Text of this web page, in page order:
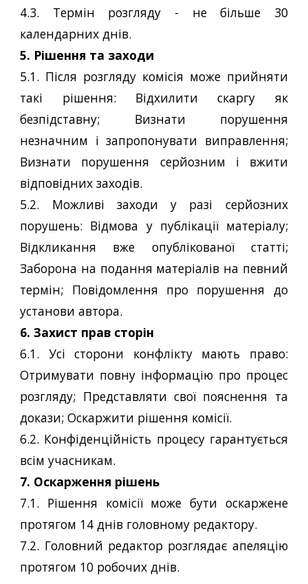
4.3. Термін розгляду - не більше 30
календарних днів.
5. Рішення та заходи
5.1. Після розгляду комісія може прийняти
такі рішення: Відхилити скаргу як
безпідставну; Визнати порушення
незначним і запропонувати виправлення;
Визнати порушення серйозним і вжити
відповідних заходів.
5.2. Можливі заходи у разі серйозних
порушень: Відмова у публікації матеріалу;
Відкликання вже опублікованої статті;
Заборона на подання матеріалів на певний
термін; Повідомлення про порушення до
установи автора.
6. Захист прав сторін
6.1. Усі сторони конфлікту мають право:
Отримувати повну інформацію про процес
розгляду; Представляти свої пояснення та
докази; Оскаржити рішення комісії.
6.2. Конфіденційність процесу гарантується
всім учасникам.
7. Оскарження рішень
7.1. Рішення комісії може бути оскаржене
протягом 14 днів головному редактору.
7.2. Головний редактор розглядає апеляцію
протягом 10 робочих днів.